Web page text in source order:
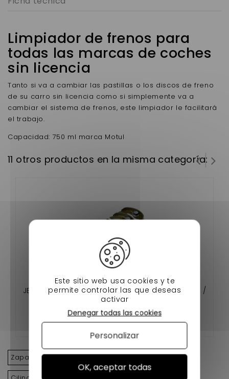
Limpiador de frenos para
todas las marcas de coches
sin licencia
Tanto si va a cambiar las pastillas o los discos de freno
de su carro sin licencia como si simplemente va a
cambiar el sistema de frenos, este limpiador le facilitará
el trabajo.
Capacidad: 750 ml marca Motul
11 otros productos en la misma categoría:
JEU DE 4 MACHOIRES DE FREIN AIXAM MICROCAR /
LIGIER / JDM / CHATENET DIAMETRE ( TAMBOUR
160MM )
Zapata de freno Líquido de frenos
Este sitio web usa cookies y te
permite controlar las que deseas
activar
OK, aceptar todas
Denegar todas las cookies
Personalizar